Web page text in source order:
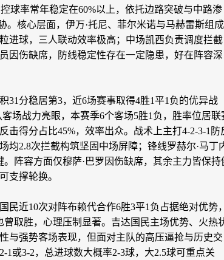
球率常年稳定在60%以上，依托边路突破与中路渗
。核心层面，伊万·托尼、菲尔米诺与马赫雷斯组成
进球，三人联动效率极高；中场凯西负责调度拦截
因伤缺席，防线稳定性存在一定隐患，好在阵容深
31分稳居第3，近6场赛事取得4胜1平1负的优异战
场战力亮眼，本赛季6个客场5胜1负，胜率位居联
击得分占比45%，效率出众。战术上主打4-2-3-1防
均2.8次拦截构筑坚固中场屏障；锋线罗赫尔·马丁
阵容方面仅穆萨·巴罗因伤缺席，其余主力皆保持
支撑轮换。
近10次对阵布赖代合作6胜3平1负占据绝对优势，
取胜，心理压制显著。吉达国民主场优势、火热
与强势客场表现，但面对主队的高压逼抢与历史交
或3-2，总进球数大概率2-3球，大2.5球可重点关